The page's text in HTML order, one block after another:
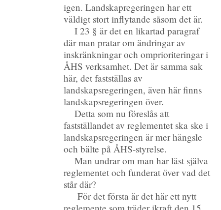
igen. Landskapregeringen har ett
väldigt stort inflytande såsom det är.
I 23 § är det en likartad paragraf
där man pratar om ändringar av
inskränkningar och omprioriteringar i
ÅHS verksamhet. Det är samma sak
här, det fastställas av
landskapsregeringen, även här finns
landskapsregeringen över.
Detta som nu föreslås att
fastställandet av reglementet ska ske i
landskapsregeringen är mer hängsle
och bälte på ÅHS-styrelse.
Man undrar om man har läst själva
reglementet och funderat över vad det
står där?
För det första är det här ett nytt